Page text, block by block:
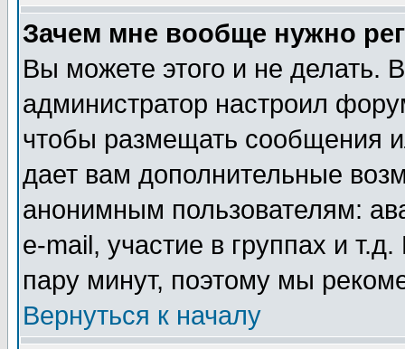
Зачем мне вообще нужно
Вы можете этого и не делать.
администратор настроил
чтобы размещать сообщения
дает вам дополнительные
анонимным пользователям:
e-mail, участие в группах и
пару минут, поэтому мы
Вернуться к началу